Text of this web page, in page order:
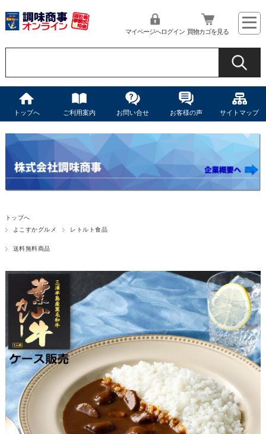
マイページへログイン 買物カゴを見る
トップへ ご利用案内 お問い合せ お客様の声 サイトマップ
トップへ
よこすかグルメ
レトルト食品
送料無料商品